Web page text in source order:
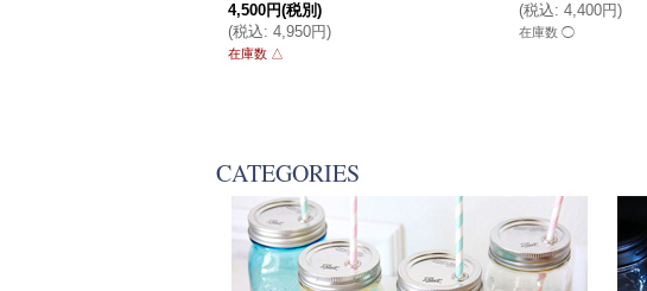
4,500円(税別)
(税込: 4,950円)
在庫数 △
(税込: 4,400円)
在庫数 ◯
CATEGORIES